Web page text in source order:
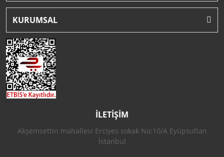
KURUMSAL
İLETİŞİM
Akşemsettin mahallesi Erciyes sokak No:10/A Eyüpsultan
İstanbul